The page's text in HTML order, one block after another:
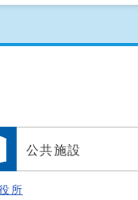
公共施設
所